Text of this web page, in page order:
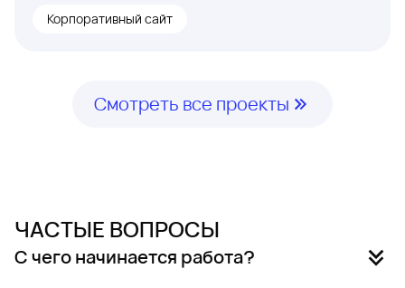
Корпоративный сайт
Смотреть все проекты
ЧАСТЫЕ ВОПРОСЫ
С чего начинается работа?